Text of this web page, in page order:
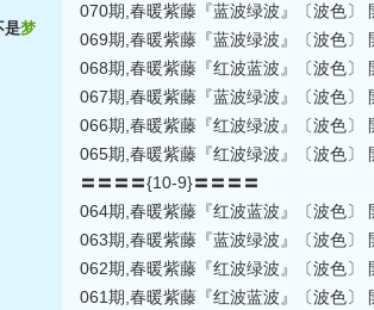
是梦
070期,春暖紫藤『蓝波绿波』〔波色〕
069期,春暖紫藤『蓝波绿波』〔波色〕
068期,春暖紫藤『红波蓝波』〔波色〕
067期,春暖紫藤『蓝波绿波』〔波色〕
066期,春暖紫藤『红波绿波』〔波色〕
065期,春暖紫藤『红波绿波』〔波色〕
〓〓〓〓{10-9}〓〓〓〓
064期,春暖紫藤『红波蓝波』〔波色〕
063期,春暖紫藤『蓝波绿波』〔波色〕
062期,春暖紫藤『红波绿波』〔波色〕
061期,春暖紫藤『红波蓝波』〔波色〕